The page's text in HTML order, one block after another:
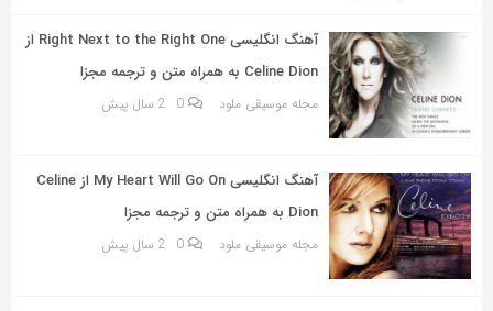
آهنگ انگلیسی Right Next to the Right One از
Celine Dion به همراه متن و ترجمه مجزا
مجله موسیقی ملود 0 2 سال پیش
آهنگ انگلیسی My Heart Will Go On از Celine
Dion به همراه متن و ترجمه مجزا
مجله موسیقی ملود 0 2 سال پیش